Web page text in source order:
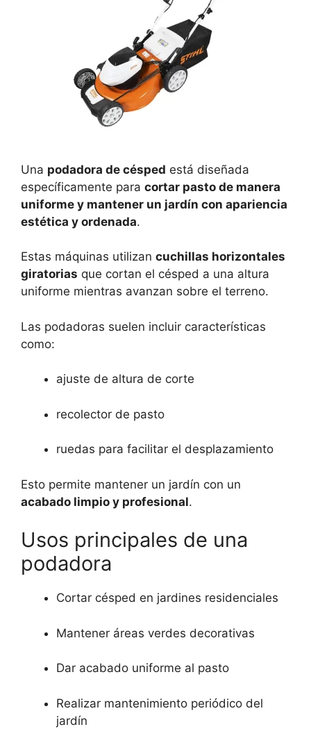
Una podadora de césped está diseñada
específicamente para cortar pasto de manera
uniforme y mantener un jardín con apariencia
estética y ordenada.
Estas máquinas utilizan cuchillas horizontales
giratorias que cortan el césped a una altura
uniforme mientras avanzan sobre el terreno.
Las podadoras suelen incluir características
como:
ajuste de altura de corte
recolector de pasto
ruedas para facilitar el desplazamiento
Esto permite mantener un jardín con un
acabado limpio y profesional.
Usos principales de una
podadora
Cortar césped en jardines residenciales
Mantener áreas verdes decorativas
Dar acabado uniforme al pasto
Realizar mantenimiento periódico del
jardín